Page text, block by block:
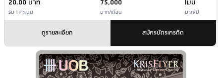
20.00 บาท
รับ 1 คะแนน
75,000
บาท/เดือน
ไม่มี
บาท/ปี
ดูรายละเอียด สมัครบัตรเครดิต